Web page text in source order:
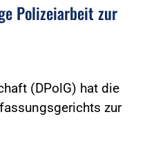
Polizeiarbeit zur
(DPolG) hat die
zur